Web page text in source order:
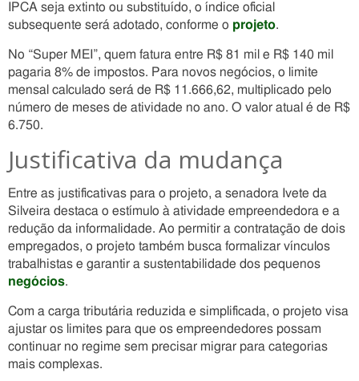
IPCA seja extinto ou substituído, o índice oficial
subsequente será adotado, conforme o projeto.
No “Super MEI”, quem fatura entre R$ 81 mil e R$ 140 mil
pagaria 8% de impostos. Para novos negócios, o limite
mensal calculado será de R$ 11.666,62, multiplicado pelo
número de meses de atividade no ano. O valor atual é de R$
6.750.
Justificativa da mudança
Entre as justificativas para o projeto, a senadora Ivete da
Silveira destaca o estímulo à atividade empreendedora e a
redução da informalidade. Ao permitir a contratação de dois
empregados, o projeto também busca formalizar vínculos
trabalhistas e garantir a sustentabilidade dos pequenos
negócios.
Com a carga tributária reduzida e simplificada, o projeto visa
ajustar os limites para que os empreendedores possam
continuar no regime sem precisar migrar para categorias
mais complexas.